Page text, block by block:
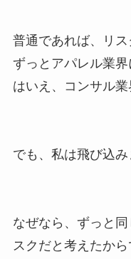
普通であれば、リス
ずっとアパレル業
はいえ、コンサル業
でも、私は飛び込み
なぜなら、ずっと
スクだと考えたから